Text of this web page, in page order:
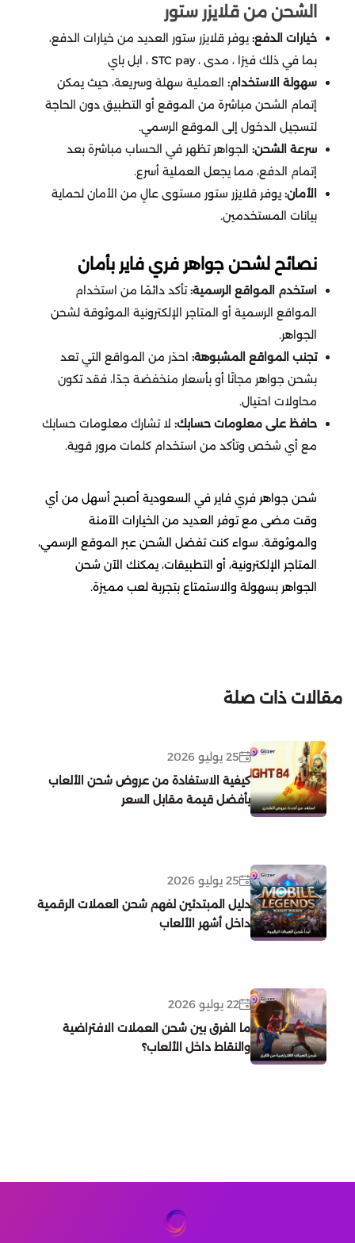
تقسيط يلا فزعة
تقسيط نداء الحرب
Crystal of Atlan
Lineage2m
Dragonheir Silent Gods
State of Survival: Zombie War
Destiny Rising
City of Crime: Gang Wars
Indus Battle Royale
Atlantica Rebirth
Top Eleven Football Manager
Modern Warships
Magic Chess : Go Go
Mobile Royale
King Of Avalon
ونس هيومن
النجاة بالصقيع
مارفل رايفلز
يلا لودو عن طريق الايدي
يلا لودو عن طريق الايدي
انتقام السلاطين
ايوا
لوفيرا
باث اند بدي وركس
الحماية المتطورة
كوبوني
الشحن من قلايزر ستور
خيارات الدفع: يوفر قلايزر ستور العديد من خيارات الدفع،
بما في ذلك فيزا ، مدى ، STC pay ، ابل باي
سهولة الاستخدام: العملية سهلة وسريعة، حيث يمكن
إتمام الشحن مباشرة من الموقع أو التطبيق دون الحاجة
لتسجيل الدخول إلى الموقع الرسمي.
سرعة الشحن: الجواهر تظهر في الحساب مباشرة بعد
إتمام الدفع، مما يجعل العملية أسرع.
الأمان: يوفر قلايزر ستور مستوى عالٍ من الأمان لحماية
بيانات المستخدمين.
نصائح لشحن جواهر فري فاير بأمان
استخدم المواقع الرسمية:تأكد دائمًا من استخدام
المواقع الرسمية أو المتاجر الإلكترونية الموثوقة لشحن
الجواهر.
تجنب المواقع المشبوهة: احذر من المواقع التي تعد
بشحن جواهر مجانًا أو بأسعار منخفضة جدًا، فقد تكون
محاولات احتيال.
حافظ على معلومات حسابك: لا تشارك معلومات حسابك
مع أي شخص وتأكد من استخدام كلمات مرور قوية.
شحن جواهر فري فاير في السعودية أصبح أسهل من أي
وقت مضى مع توفر العديد من الخيارات الآمنة
والموثوقة. سواء كنت تفضل الشحن عبر الموقع الرسمي،
المتاجر الإلكترونية، أو التطبيقات، يمكنك الآن شحن
الجواهر بسهولة والاستمتاع بتجربة لعب مميزة.
مقالات ذات صلة
25 يوليو 2026
كيفية الاستفادة من عروض شحن الألعاب
بأفضل قيمة مقابل السعر
25 يوليو 2026
دليل المبتدئين لفهم شحن العملات الرقمية
داخل أشهر الألعاب
22 يوليو 2026
ما الفرق بين شحن العملات الافتراضية
والنقاط داخل الألعاب؟